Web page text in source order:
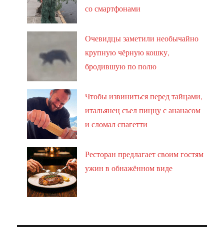
со смартфонами
Очевидцы заметили необычайно
крупную чёрную кошку,
бродившую по полю
Чтобы извиниться перед тайцами,
итальянец съел пиццу с ананасом
и сломал спагетти
Ресторан предлагает своим гостям
ужин в обнажённом виде